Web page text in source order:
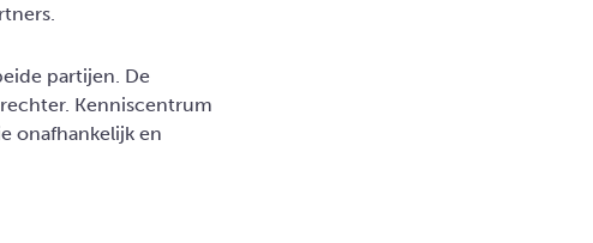
partijen. De
Kenniscentrum
onafhankelijk en